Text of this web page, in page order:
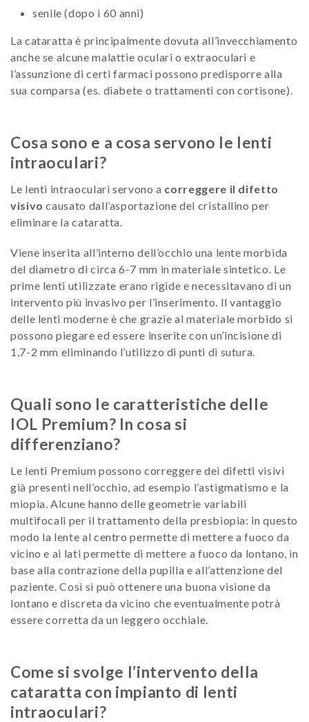
senile (dopo i 60 anni)
La cataratta è principalmente dovuta all’invecchiamento
anche se alcune malattie oculari o extraoculari e
l’assunzione di certi farmaci possono predisporre alla
sua comparsa (es. diabete o trattamenti con cortisone).
Cosa sono e a cosa servono le lenti
intraoculari?
Le lenti intraoculari servono a correggere il difetto
visivo causato dall’asportazione del cristallino per
eliminare la cataratta.
Viene inserita all’interno dell’occhio una lente morbida
del diametro di circa 6-7 mm in materiale sintetico. Le
prime lenti utilizzate erano rigide e necessitavano di un
intervento più invasivo per l’inserimento. Il vantaggio
delle lenti moderne è che grazie al materiale morbido si
possono piegare ed essere inserite con un’incisione di
1,7-2 mm eliminando l’utilizzo di punti di sutura.
Quali sono le caratteristiche delle
IOL Premium? In cosa si
differenziano?
Le lenti Premium possono correggere dei difetti visivi
già presenti nell’occhio, ad esempio l’astigmatismo e la
miopia. Alcune hanno delle geometrie variabili
multifocali per il trattamento della presbiopia: in questo
modo la lente al centro permette di mettere a fuoco da
vicino e ai lati permette di mettere a fuoco da lontano, in
base alla contrazione della pupilla e all’attenzione del
paziente. Così si può ottenere una buona visione da
lontano e discreta da vicino che eventualmente potrà
essere corretta da un leggero occhiale.
Come si svolge l’intervento della
cataratta con impianto di lenti
intraoculari?